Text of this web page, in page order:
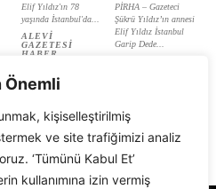
Önemli
kişiselleştirilmiş
ve site trafiğimizi analiz
‘Tümünü Kabul Et’
kullanımına izin vermiş
Elif Yıldız'ın 78
yaşında İstanbul'da...
ALEVI
GAZETESI
HABER
PİRHA – Gazeteci
Şükrü Yıldız’ın annesi
Elif Yıldız İstanbul
Garip Dede...